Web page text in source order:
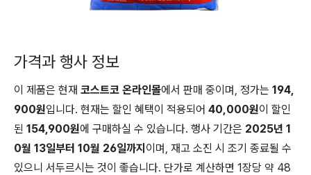
가격과 행사 정보
이 제품은 현재 코스트코 온라인몰에서 판매 중이며, 정가는 194,
900원입니다. 현재는 할인 혜택이 적용되어 40,000원이 할인
된 154,900원에 구매하실 수 있습니다. 행사 기간은 2025년 1
0월 13일부터 10월 26일까지 이며, 재고 소진 시 조기 종료될 수
있으니 서두르시는 것이 좋습니다. 단가로 계산하면 1장당 약 48